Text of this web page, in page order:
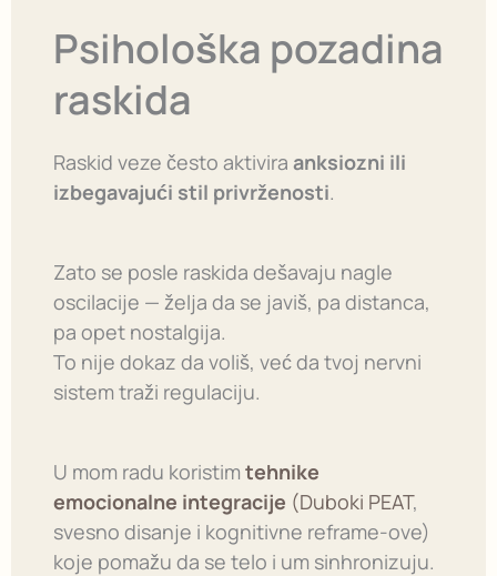
Psihološka pozadina
raskida
Raskid veze često aktivira anksiozni ili
izbegavajući stil privrženosti.
Zato se posle raskida dešavaju nagle
oscilacije — želja da se javiš, pa distanca,
pa opet nostalgija.
To nije dokaz da voliš, već da tvoj nervni
sistem traži regulaciju.
U mom radu koristim tehnike
emocionalne integracije (Duboki PEAT,
svesno disanje i kognitivne reframe-ove)
koje pomažu da se telo i um sinhronizuju.